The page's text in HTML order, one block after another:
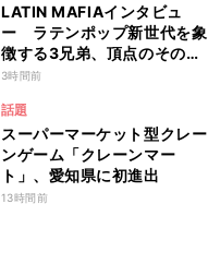
LATIN MAFIAインタビュ
ー ラテンポップ新世代を象
徴する3兄弟、頂点のその先
へ
3時間前
話題
スーパーマーケット型クレー
ンゲーム「クレーンマー
ト」、愛知県に初進出
13時間前